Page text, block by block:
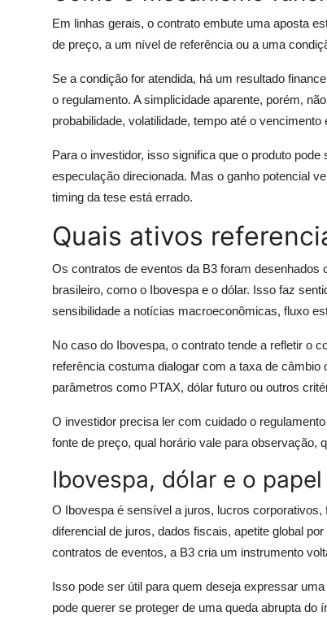
Em linhas gerais, o contrato embute uma aposta
de preço, a um nível de referência ou a uma
Se a condição for atendida, há um resultado
o regulamento. A simplicidade aparente, porém,
probabilidade, volatilidade, tempo até o
Para o investidor, isso significa que o produto
especulação direcionada. Mas o ganho potencial
timing da tese está errado.
Quais ativos
Os contratos de eventos da B3 foram
brasileiro, como o Ibovespa e o dólar. Isso faz
sensibilidade a notícias macroeconômicas, fluxo
No caso do Ibovespa, o contrato tende a refletir o
referência costuma dialogar com a taxa de
parâmetros como PTAX, dólar futuro ou outros
O investidor precisa ler com cuidado o
fonte de preço, qual horário vale para observação,
Ibovespa, dólar e o
O Ibovespa é sensível a juros, lucros
diferencial de juros, dados fiscais, apetite global
contratos de eventos, a B3 cria um instrumento
Isso pode ser útil para quem deseja expressar
pode querer se proteger de uma queda abrupta